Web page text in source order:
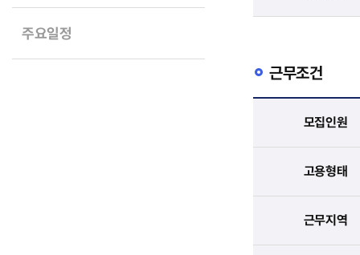
주요일정
근무조건
모집인원
고용형태
근무지역